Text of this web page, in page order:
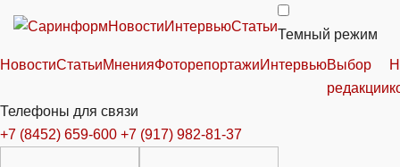
НовостиИнтервьюСтатьи
Темный режим
НовостиСтатьиМненияФоторепортажиИнтервьюВыбор
редакции
Телефоны для связи
+7 (8452) 659-600 +7 (917) 982-81-37